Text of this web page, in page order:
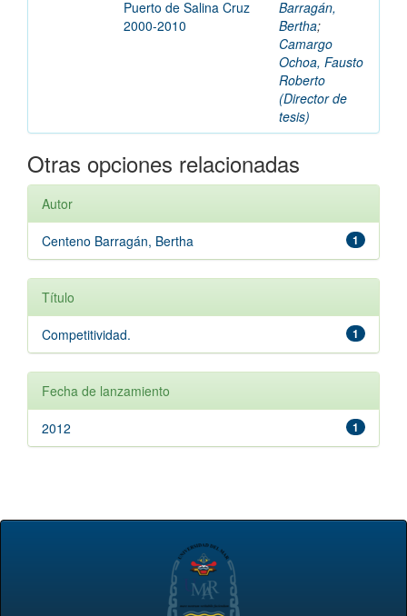
Puerto de Salina Cruz
2000-2010
Barragán,
Bertha;
Camargo
Ochoa, Fausto
Roberto
(Director de
tesis)
Otras opciones relacionadas
Autor
1
Centeno Barragán, Bertha
Título
1
Competitividad.
Fecha de lanzamiento
1
2012